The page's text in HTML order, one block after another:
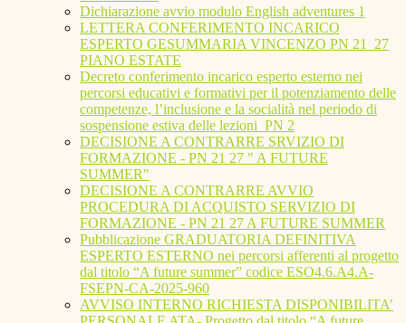
Dichiarazione avvio modulo English adventures 1
LETTERA CONFERIMENTO INCARICO
ESPERTO GESUMMARIA VINCENZO PN 21_27
PIANO ESTATE
Decreto conferimento incarico esperto esterno nei
percorsi educativi e formativi per il potenziamento delle
competenze, l’inclusione e la socialità nel periodo di
sospensione estiva delle lezioni_PN 2
DECISIONE A CONTRARRE SRVIZIO DI
FORMAZIONE - PN 21 27 " A FUTURE
SUMMER"
DECISIONE A CONTRARRE AVVIO
PROCEDURA DI ACQUISTO SERVIZIO DI
FORMAZIONE - PN 21 27 A FUTURE SUMMER
Pubblicazione GRADUATORIA DEFINITIVA
ESPERTO ESTERNO nei percorsi afferenti al progetto
dal titolo “A future summer” codice ESO4.6.A4.A-
FSEPN-CA-2025-960
AVVISO INTERNO RICHIESTA DISPONIBILITA’